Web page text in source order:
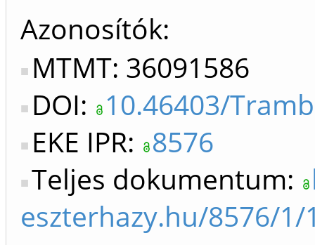
Azonosítók
MTMT: 36091586
DOI: 10.46403/
EKE IPR: 8576
Teljes dokumentum:
eszterhazy.hu/8576/1/